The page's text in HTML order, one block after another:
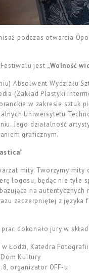
podczas otwarcia
jest „Wolność
Absolwent Wydziału
(Zakład Plastyki
w zakresie sztuk
Uniwersytetu
Jego działalność
graficznym.
mity. Tworzymy
logosu, będąc nie tyle
na
zaczerpniętej z
dokonało jury w
w Łodzi, Katedra Fotografii
Kultury
organizator OFF-u